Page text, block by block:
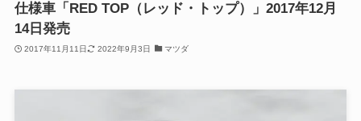
仕様車「RED TOP（レッド・トップ）」2017年12月
14日発売
2017年11月11日 2022年9月3日 マツダ